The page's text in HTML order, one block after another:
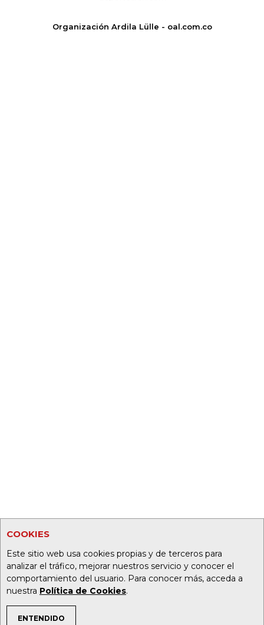
COOKIES
Este sitio web usa cookies propias y de terceros para
analizar el tráfico, mejorar nuestros servicio y conocer el
comportamiento del usuario. Para conocer más, acceda a
nuestra Política de Cookies.
ENTENDIDO
Organización Ardila Lülle - oal.com.co